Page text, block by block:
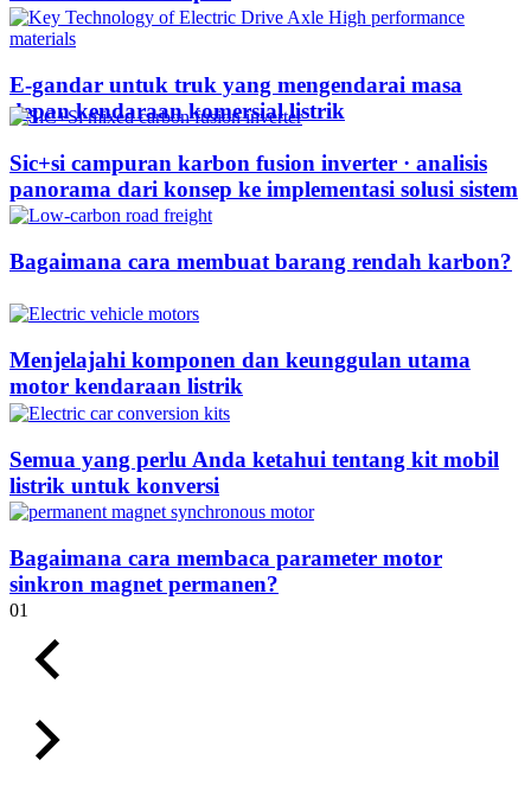
E-gandar untuk truk yang mengendarai masa
depan kendaraan komersial listrik
Sic+si campuran karbon fusion inverter · analisis
panorama dari konsep ke implementasi solusi sistem
Bagaimana cara membuat barang rendah karbon?
Menjelajahi komponen dan keunggulan utama
motor kendaraan listrik
Semua yang perlu Anda ketahui tentang kit mobil
listrik untuk konversi
Bagaimana cara membaca parameter motor
sinkron magnet permanen?
01